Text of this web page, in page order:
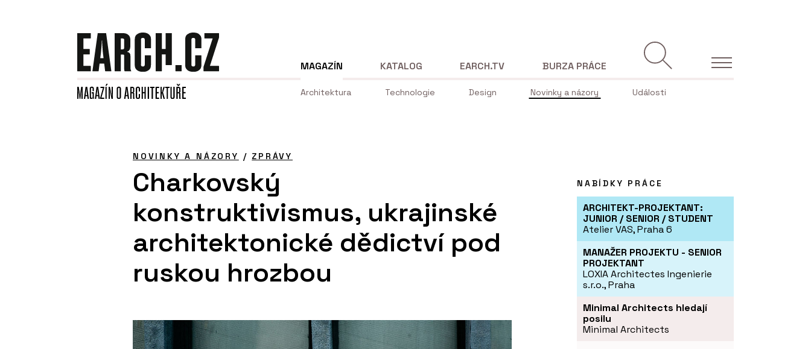
MAGAZÍN
Architektura Technologie Design Novinky a názory Události
KATALOG EARCH.TV BURZA PRÁCE
NOVINKY A NÁZORY / ZPRÁVY
Charkovský
konstruktivismus, ukrajinské
architektonické dědictví pod
ruskou hrozbou
NABÍDKY PRÁCE
ARCHITEKT-PROJEKTANT:
JUNIOR / SENIOR / STUDENT
Atelier VAS, Praha 6
MANAŽER PROJEKTU - SENIOR
PROJEKTANT
LOXIA Architectes Ingenierie
s.r.o., Praha
Minimal Architects hledají
posilu
Minimal Architects